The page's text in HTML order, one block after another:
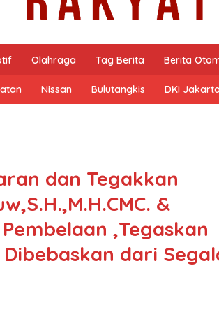
Olahraga Tag Berita Berita
Nissan Bulutangkis DKI Jakarta
dan Tegakkan
&
,Tegaskan
dari